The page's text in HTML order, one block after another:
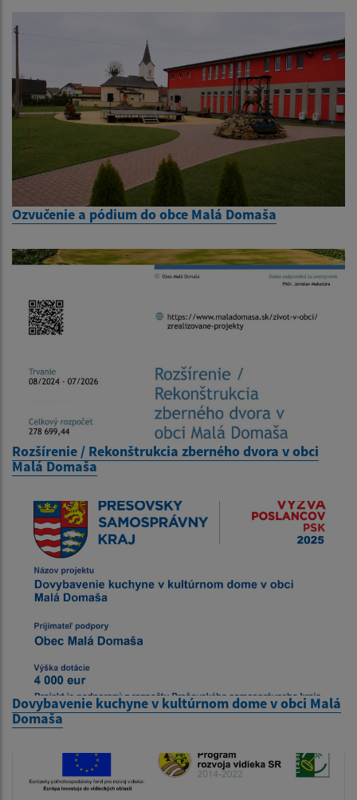
Ozvučenie a pódium do obce Malá Domaša
Rozšírenie / Rekonštrukcia zberného dvora v obci
Malá Domaša
Dovybavenie kuchyne v kultúrnom dome v obci Malá
Domaša